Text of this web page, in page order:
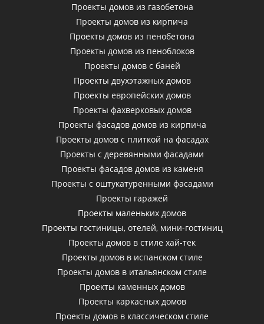
Проекты домов из газобетона
Проекты домов из кирпича
Проекты домов из пенобетона
Проекты домов из пеноблоков
Проекты домов с баней
Проекты двухэтажных домов
Проекты европейских домов
Проекты фахверковых домов
Проекты фасадов домов из кирпича
Проекты домов с плиткой на фасадах
Проекты с деревянными фасадами
Проекты фасадов домов из каменя
Проекты с оштукатуренными фасадами
Проекты гаражей
Проекты маленьких домов
Проекты гостиницы, отелей, мини-гостиниц
Проекты домов в стиле хай-тек
Проекты домов в испанском стиле
Проекты домов в итальянском стиле
Проекты каменных домов
Проекты каркасных домов
Проекты домов в классическом стиле